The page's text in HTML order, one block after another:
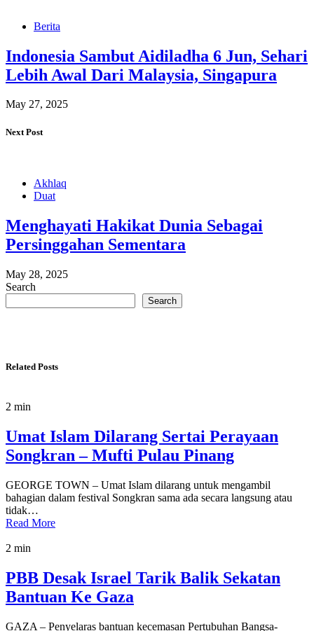
Berita
Indonesia Sambut Aidiladha 6 Jun, Sehari
Lebih Awal Dari Malaysia, Singapura
May 27, 2025
Next Post
Akhlaq
Duat
Menghayati Hakikat Dunia Sebagai
Persinggahan Sementara
May 28, 2025
Search
Search
Related Posts
2 min
Umat Islam Dilarang Sertai Perayaan
Songkran – Mufti Pulau Pinang
GEORGE TOWN – Umat Islam dilarang untuk mengambil
bahagian dalam festival Songkran sama ada secara langsung atau
tidak…
Read More
2 min
PBB Desak Israel Tarik Balik Sekatan
Bantuan Ke Gaza
GAZA – Penyelaras bantuan kecemasan Pertubuhan Bangsa-